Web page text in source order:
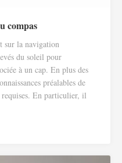
compas
sur la navigation
du soleil pour
à un cap. En plus des
préalables de
En particulier, il